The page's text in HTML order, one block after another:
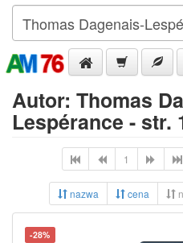
Autor: Thomas
Lespérance - str.
1
nazwa cena
-28%